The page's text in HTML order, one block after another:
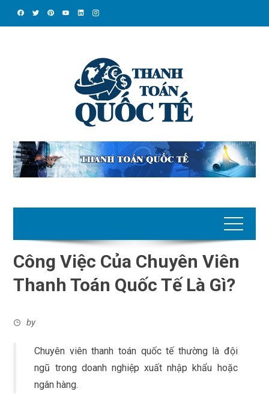
Công Việc Của Chuyên Viên
Thanh Toán Quốc Tế Là Gì?
by
Chuyên viên thanh toán quốc tế thường là đội
ngũ trong doanh nghiệp xuất nhập khẩu hoặc
ngân hàng.